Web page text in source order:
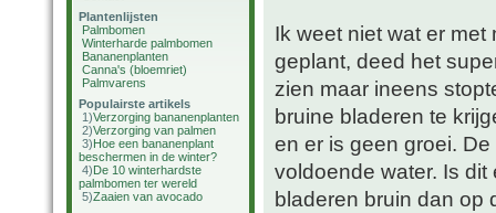
Plantenlijsten
Palmbomen
Winterharde palmbomen
Bananenplanten
Canna's (bloemriet)
Palmvarens
Populairste artikels
1)Verzorging bananenplanten
2)Verzorging van palmen
3)Hoe een bananenplant
beschermen in de winter?
4)De 10 winterhardste
palmbomen ter wereld
5)Zaaien van avocado
Ik weet niet wat er
geplant, deed het
zien maar ineens
bruine bladeren te
en er is geen groei.
voldoende water. Is
bladeren bruin dan op